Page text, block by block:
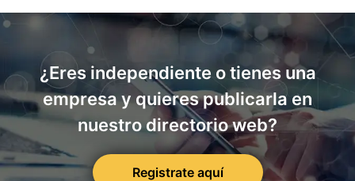
¿Eres independiente o tienes una
empresa y quieres publicarla en
nuestro directorio web?
Registrate aquí